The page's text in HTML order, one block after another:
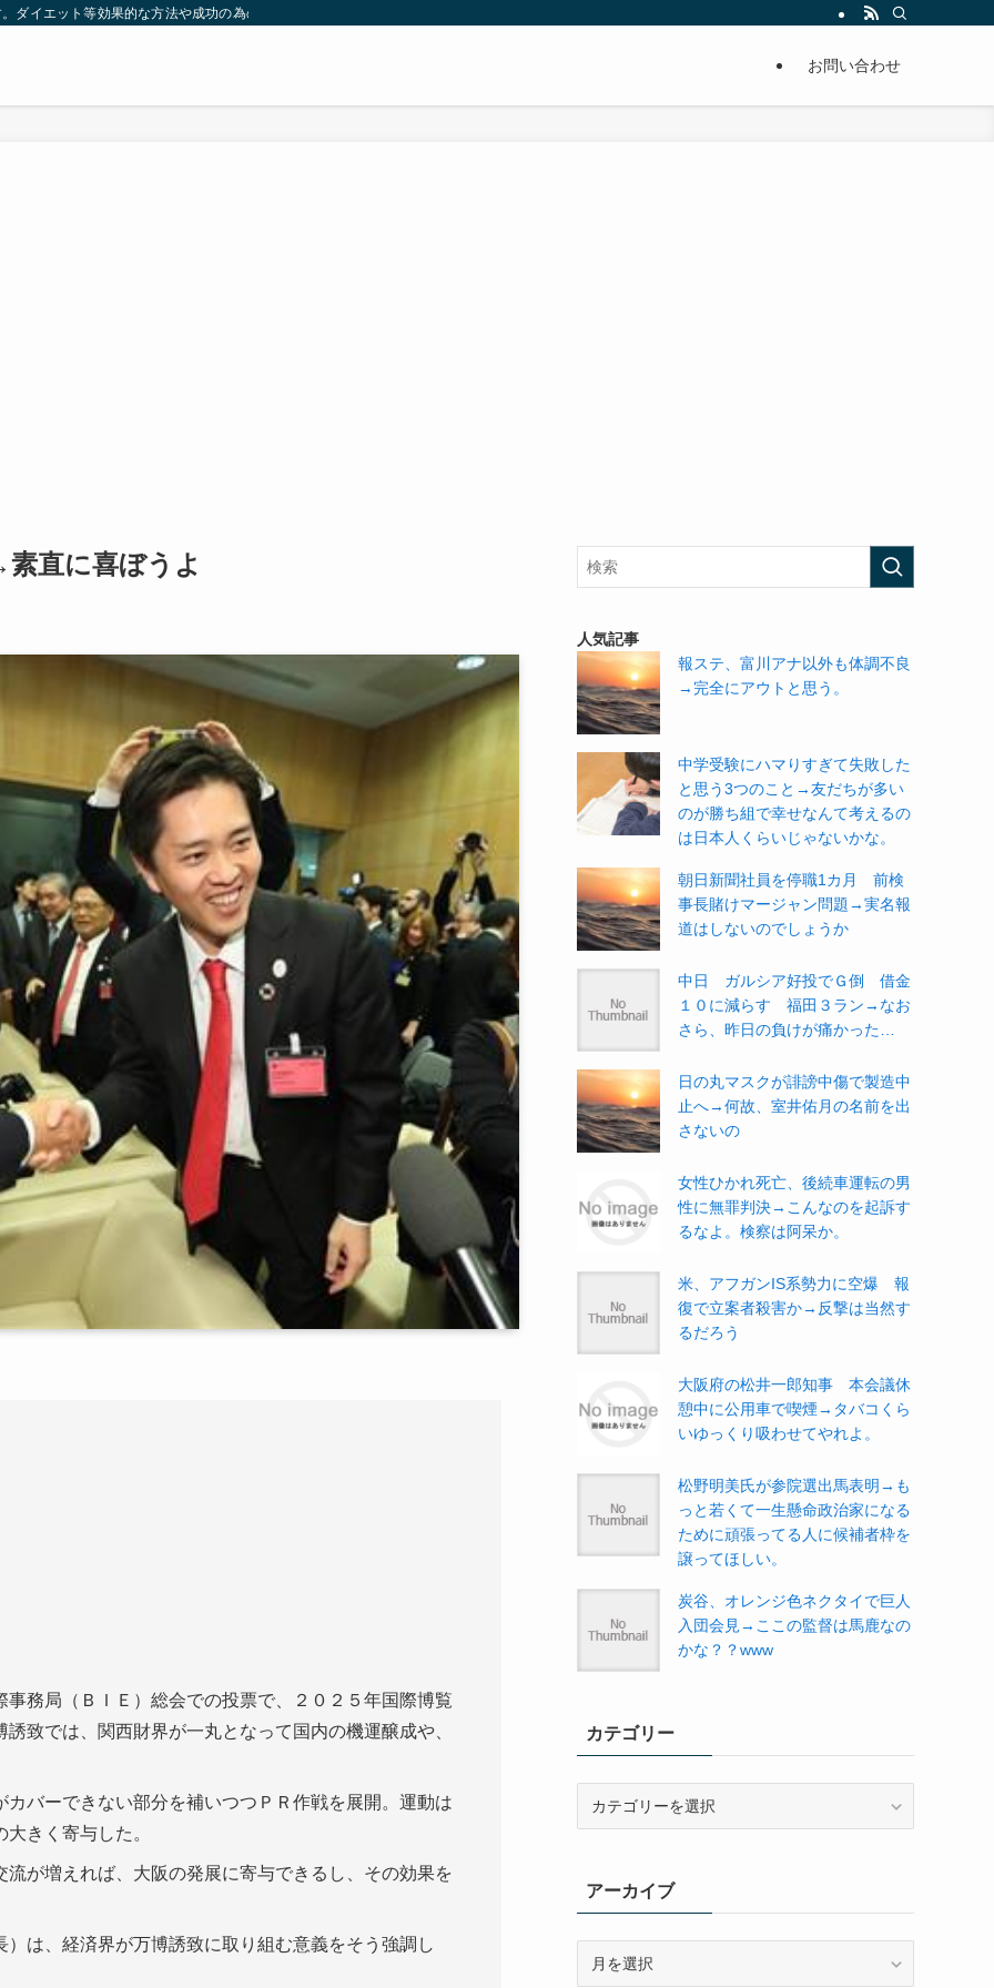
ダイエット等効果的な方法や成功の為の秘訣等。太ったり悩んでいる方々が簡単に痩せることが出来るように分かりやすくまとめています。
お問い合わせ
直に喜ぼうよ
務局（ＢＩＥ）総会での投票で、２０２５年国際博覧
致では、関西財界が一丸となって国内の機運醸成や、
バーできない部分を補いつつＰＲ作戦を展開。運動は
きく寄与した。
が増えれば、大阪の発展に寄与できるし、その効果を
は、経済界が万博誘致に取り組む意義をそう強調し
人気記事
報ステ、富川アナ以外も体調不良
→完全にアウトと思う。
中学受験にハマりすぎて失敗した
と思う3つのこと→友だちが多い
のが勝ち組で幸せなんて考えるの
は日本人くらいじゃないかな。
朝日新聞社員を停職1カ月 前検
事長賭けマージャン問題→実名報
道はしないのでしょうか
中日 ガルシア好投でＧ倒 借金
１０に減らす 福田３ラン→なお
さら、昨日の負けが痛かった…
日の丸マスクが誹謗中傷で製造中
止へ→何故、室井佑月の名前を出
さないの
女性ひかれ死亡、後続車運転の男
性に無罪判決→こんなのを起訴す
るなよ。検察は阿呆か。
米、アフガンIS系勢力に空爆 報
復で立案者殺害か→反撃は当然す
るだろう
大阪府の松井一郎知事 本会議休
憩中に公用車で喫煙→タバコくら
いゆっくり吸わせてやれよ。
松野明美氏が参院選出馬表明→も
っと若くて一生懸命政治家になる
ために頑張ってる人に候補者枠を
譲ってほしい。
炭谷、オレンジ色ネクタイで巨人
入団会見→ここの監督は馬鹿なの
かな？？www
カテゴリー
ーアーカイブ